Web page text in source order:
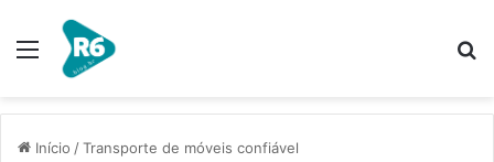
Menu
Início /Transporte de móveis confiável